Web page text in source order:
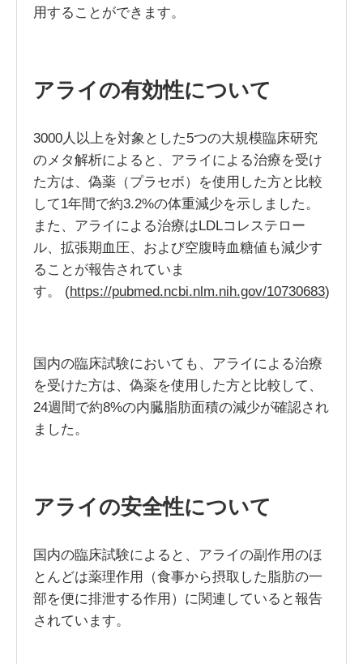
用することができます。
アライの有効性について
3000人以上を対象とした5つの大規模臨床研究
のメタ解析によると、アライによる治療を受け
た方は、偽薬（プラセボ）を使用した方と比較
して1年間で約3.2%の体重減少を示しました。
また、アライによる治療はLDLコレステロー
ル、拡張期血圧、および空腹時血糖値も減少す
ることが報告されていま
す。 (https://pubmed.ncbi.nlm.nih.gov/10730683)
国内の臨床試験においても、アライによる治療
を受けた方は、偽薬を使用した方と比較して、
24週間で約8%の内臓脂肪面積の減少が確認され
ました。
アライの安全性について
国内の臨床試験によると、アライの副作用のほ
とんどは薬理作用（食事から摂取した脂肪の一
部を便に排泄する作用）に関連していると報告
されています。